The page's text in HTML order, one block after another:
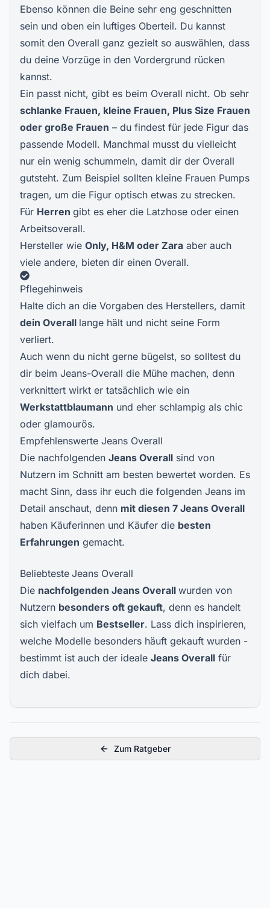
Ebenso können die Beine sehr eng geschnitten
sein und oben ein luftiges Oberteil. Du kannst
somit den Overall ganz gezielt so auswählen, dass
du deine Vorzüge in den Vordergrund rücken
kannst.
Ein passt nicht, gibt es beim Overall nicht. Ob sehr
schlanke Frauen, kleine Frauen, Plus Size Frauen
oder große Frauen – du findest für jede Figur das
passende Modell. Manchmal musst du vielleicht
nur ein wenig schummeln, damit dir der Overall
gutsteht. Zum Beispiel sollten kleine Frauen Pumps
tragen, um die Figur optisch etwas zu strecken.
Für Herren gibt es eher die Latzhose oder einen
Arbeitsoverall.
Hersteller wie Only, H&M oder Zara aber auch
viele andere, bieten dir einen Overall.
Pflegehinweis
Halte dich an die Vorgaben des Herstellers, damit
dein Overall lange hält und nicht seine Form
verliert.
Auch wenn du nicht gerne bügelst, so solltest du
dir beim Jeans-Overall die Mühe machen, denn
verknittert wirkt er tatsächlich wie ein
Werkstattblaumann und eher schlampig als chic
oder glamourös.
Empfehlenswerte Jeans Overall
Die nachfolgenden Jeans Overall sind von
Nutzern im Schnitt am besten bewertet worden. Es
macht Sinn, dass ihr euch die folgenden Jeans im
Detail anschaut, denn mit diesen 7 Jeans Overall
haben Käuferinnen und Käufer die besten
Erfahrungen gemacht.
Beliebteste Jeans Overall
Die nachfolgenden Jeans Overall wurden von
Nutzern besonders oft gekauft, denn es handelt
sich vielfach um Bestseller. Lass dich inspirieren,
welche Modelle besonders häuft gekauft wurden -
bestimmt ist auch der ideale Jeans Overall für
dich dabei.
Zum Ratgeber